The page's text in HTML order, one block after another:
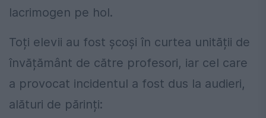
lacrimogen pe hol.
Toți elevii au fost școși în curtea unității de
învățământ de către profesori, iar cel care
a provocat incidentul a fost dus la audieri,
alături de părinți: